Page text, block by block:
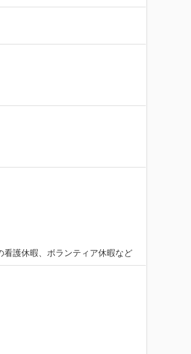
看護休暇、ボランティア休暇など